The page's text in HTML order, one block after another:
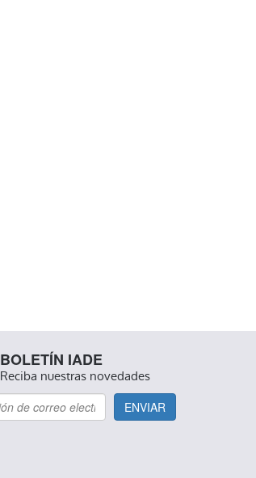
BOLETÍN IADE
Reciba nuestras novedades
ENVIAR